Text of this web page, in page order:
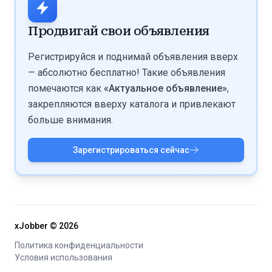
и платёжеспособная аудитория. Часто TikTok
комбинируют с другими источниками, ведя трафик
на отдельную страницу или тестируя разные связки
для аналитики.
объёмов из-за изменений алгоритма и трендов,
необходимость постоянно адаптировать контент под
политику платформы. При работе с подрядчиками
возможны мошенничество и передача доступа к
аккаунту — важно проверять отзывы и по
возможности не передавать полный доступ без
гаранта.
Продвигай свои объявления
Регистрируйся и поднимай объявления вверх
— абсолютно бесплатно! Такие объявления
помечаются как «Актуальное объявление»,
закрепляются вверху каталога и привлекают
больше внимания.
Зарегистрироваться сейчас
xJobber © 2026
Политика конфиденциальности
Условия использования